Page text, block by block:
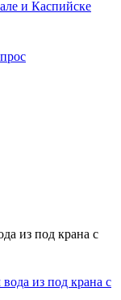
из под крана с